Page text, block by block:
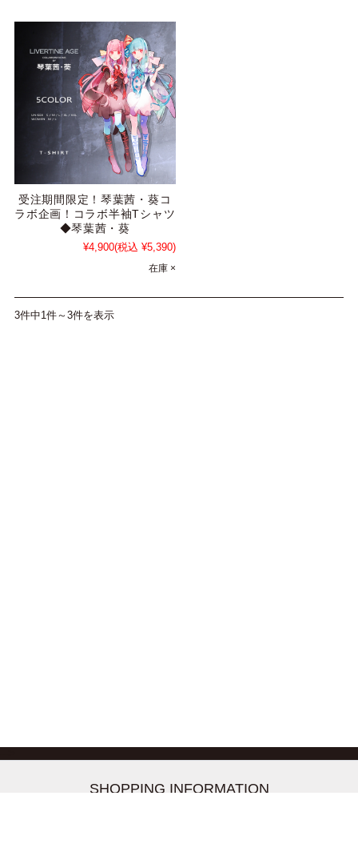
受注期間限定！琴葉茜・葵コ
ラボ企画！コラボ半袖Tシャツ
◆琴葉茜・葵
¥4,900(税込 ¥5,390)
在庫 ×
3件中1件～3件を表示
SHOPPING INFORMATION